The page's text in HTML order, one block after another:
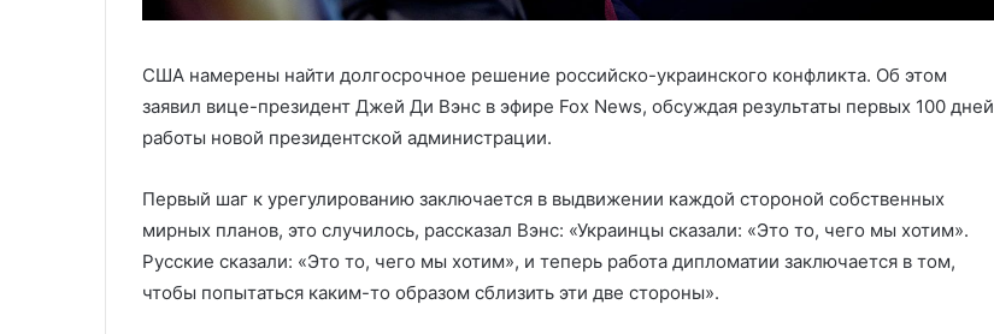
США намерены найти долгосрочное решение российско-украинского конфликта. Об этом
заявил вице-президент Джей Ди Вэнс в эфире Fox News, обсуждая результаты первых 100 дней
работы новой президентской администрации.
Первый шаг к урегулированию заключается в выдвижении каждой стороной собственных
мирных планов, это случилось, рассказал Вэнс: «Украинцы сказали: «Это то, чего мы хотим».
Русские сказали: «Это то, чего мы хотим», и теперь работа дипломатии заключается в том,
чтобы попытаться каким-то образом сблизить эти две стороны».